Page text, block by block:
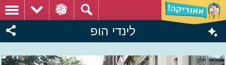
לינדי הופ